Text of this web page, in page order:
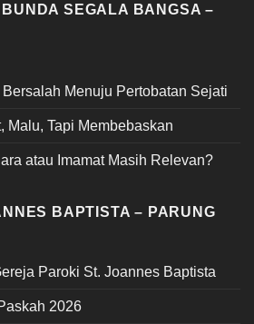
SEGALA BANGSA –
Menuju Pertobatan Sejati
Malu, Tapi Membebaskan
atau Imamat Masih Relevan?
BAPTISTA – PARUNG
Paroki St. Joannes Baptista
2026